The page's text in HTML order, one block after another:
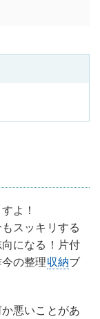
よ！
スッキリする
になる！片付
の整理収納ブ
悪いことがあ